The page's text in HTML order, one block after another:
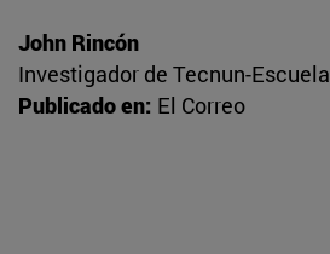
John Rincón
Investigador de Tecnun-
Publicado en: El Correo